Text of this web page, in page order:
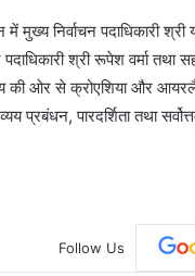
निर्वाचन पदाधिकारी श्री
श्री रूपेश वर्मा तथा
की ओर से क्रोएशिया और
प्रबंधन, पारदर्शिता तथा
Follow Us